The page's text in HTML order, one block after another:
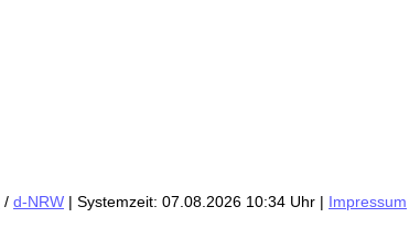
/ d-NRW | Systemzeit: 07.08.2026 10:34 Uhr | Impressum